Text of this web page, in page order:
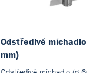
Odstředivé míchadlo
mm)